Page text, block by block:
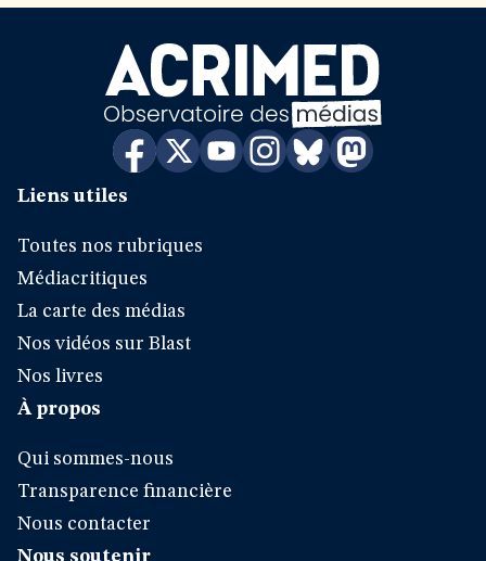
Liens utiles
Toutes nos rubriques
Médiacritiques
La carte des médias
Nos vidéos sur Blast
Nos livres
À propos
Qui sommes-nous
Transparence financière
Nous contacter
Nous soutenir